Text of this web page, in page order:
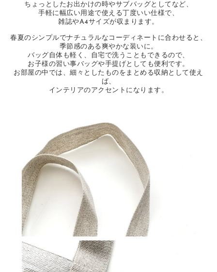
ちょっとしたお出かけの時やサブバッグとしてなど、
手軽に幅広い用途で使える丁度いい仕様で、
雑誌やA4サイズが収まります。
春夏のシンプルでナチュラルなコーディネートに合わせると、
季節感のある爽やかな装いに。
バッグ自体も軽く、自宅で洗うこともできるので、
お子様の習い事バッグや手提げとしても便利です。
お部屋の中では、細々としたものをまとめる収納として使え
ば、
インテリアのアクセントになります。